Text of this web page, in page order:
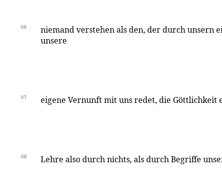
06
niemand verstehen als den, der durch unsern
unsere
07 eigene Vernunft mit uns redet, die Göttlichkeit
08 Lehre also durch nichts, als durch Begriffe